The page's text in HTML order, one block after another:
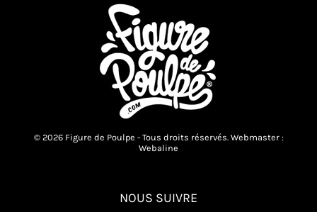
© 2026 Figure de Poulpe - Tous droits réservés. Webmaster :
Webaline
NOUS SUIVRE